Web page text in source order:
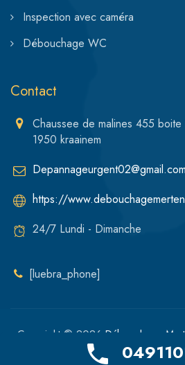
Inspection avec caméra
Débouchage WC
Contact
Chaussee de malines 455 boite
1950 kraainem
Depannageurgent02@gmail.com
https://
24/7 Lundi - Dimanche
[luebra_phone]
Copyright © 2026 Débouchage
réservés.